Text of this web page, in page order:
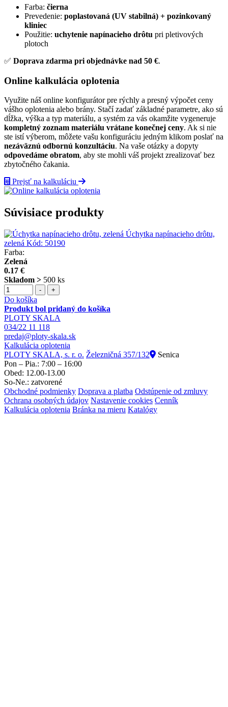
Farba: čierna
Prevedenie: poplastovaná (UV stabilná) + pozinkovaný
kliniec
Použitie: uchytenie napínacieho drôtu pri pletivových
plotoch
✅ Doprava zdarma pri objednávke nad 50 €.
Online kalkulácia oplotenia
Využite náš online konfigurátor pre rýchly a presný výpočet ceny
vášho oplotenia alebo brány. Stačí zadať základné parametre, ako sú
dĺžka, výška a typ materiálu, a systém za vás okamžite vygeneruje
kompletný zoznam materiálu vrátane konečnej ceny. Ak si nie
ste istí výberom, môžete vašu konfiguráciu jedným klikom poslať na
nezáväznú odbornú konzultáciu. Na vaše otázky a dopyty
odpovedáme obratom, aby ste mohli váš projekt zrealizovať bez
zbytočného čakania.
Prejsť na kalkuláciu
Súvisiace produkty
Úchytka napínacieho drôtu,
zelená Kód: 50190
Farba:
Zelená
0.17 €
Skladom > 500 ks
- +
Do košíka
Produkt bol pridaný do košíka
PLOTY SKALA
034/22 11 118
predaj@ploty-skala.sk
Kalkulácia oplotenia
PLOTY SKALA, s. r. o. Železničná 357/132
Senica
Pon – Pia.: 7:00 – 16:00
Obed: 12.00-13.00
So-Ne.: zatvorené
Obchodné podmienky Doprava a platba Odstúpenie od zmluvy
Ochrana osobných údajov Nastavenie cookies Cenník
Kalkulácia oplotenia Bránka na mieru Katalógy